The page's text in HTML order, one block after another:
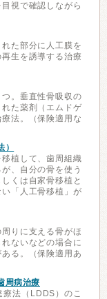
視で確認しながら
た部分に人工膜を
生を誘導する治療
。垂直性骨吸収の
た薬剤（エムドゲ
法。（保険適用な
植して、歯周組織
、自分の骨を使う
くは自家骨移植と
「人工骨移植」が
りに支える骨がほ
ないなどの場合に
る。（保険適用あ
周病治療
法（LDDS）のこ